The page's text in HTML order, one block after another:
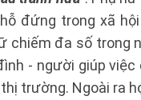
đứng trong xã
chiếm đa số trong
- người giúp việc
trường. Ngoài ra